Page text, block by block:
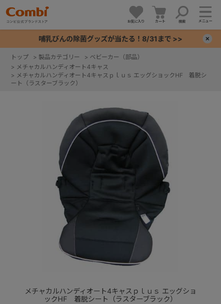
お気に入り カート 検索 メニュー
哺乳びんの除菌グッズが当たる！8/31まで >>
トップ > 製品カテゴリー > ベビーカー（部品）
> メチャカルハンディオート4キャス
> メチャカルハンディオート4キャスｐｌｕｓ エッグショックHF 着脱シ
ート（ラスターブラック）
メチャカルハンディオート4キャスｐｌｕｓ エッグショ
ックHF 着脱シート（ラスターブラック）